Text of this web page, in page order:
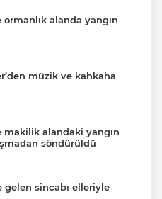
ormanlık alanda yangın
müzik ve kahkaha
makilik alandaki yangın
söndürüldü
gelen sincabı elleriyle